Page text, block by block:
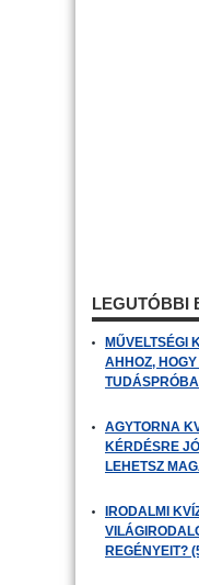
LEGUTÓBBI
MŰVELTSÉGI
AHHOZ,
AGYTORNA
KÉRDÉSRE
LEHETSZ
IRODALMI
REGÉNYEIT?